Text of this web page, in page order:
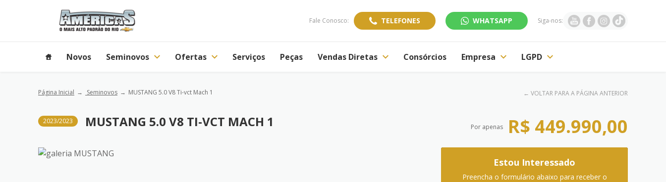
Fale Conosco: TELEFONES WHATSAPP Siga-nos:
Novos Seminovos Ofertas Serviços Peças Vendas Diretas Consórcios Empresa LGPD
Página Inicial Seminovos MUSTANG 5.0 V8 Ti-vct Mach 1 ← VOLTAR PARA A PÁGINA ANTERIOR
2023/2023 MUSTANG 5.0 V8 TI-VCT MACH 1 Por apenas R$ 449.990,00
Estou Interessado
Preencha o formulário abaixo para receber o